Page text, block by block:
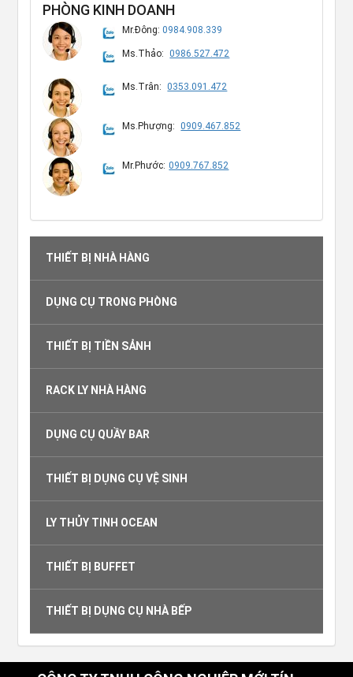
PHÒNG KINH DOANH
Mr.Đông:0984.908.339
Ms.Thảo: 0986.527.472
Ms.Trân: 0353.091.472
Ms.Phượng: 0909.467.852
Mr.Phước: 0909.767.852
THIẾT BỊ NHÀ HÀNG
DỤNG CỤ TRONG PHÒNG
THIẾT BỊ TIỀN SẢNH
RACK LY NHÀ HÀNG
DỤNG CỤ QUẦY BAR
THIẾT BỊ DỤNG CỤ VỆ SINH
LY THỦY TINH OCEAN
THIẾT BỊ BUFFET
THIẾT BỊ DỤNG CỤ NHÀ BẾP